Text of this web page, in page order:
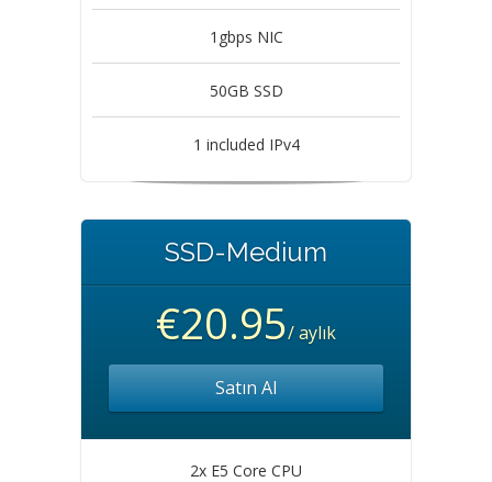
1gbps NIC
50GB SSD
1 included IPv4
SSD-Medium
€20.95/ aylık
Satın Al
2x E5 Core CPU